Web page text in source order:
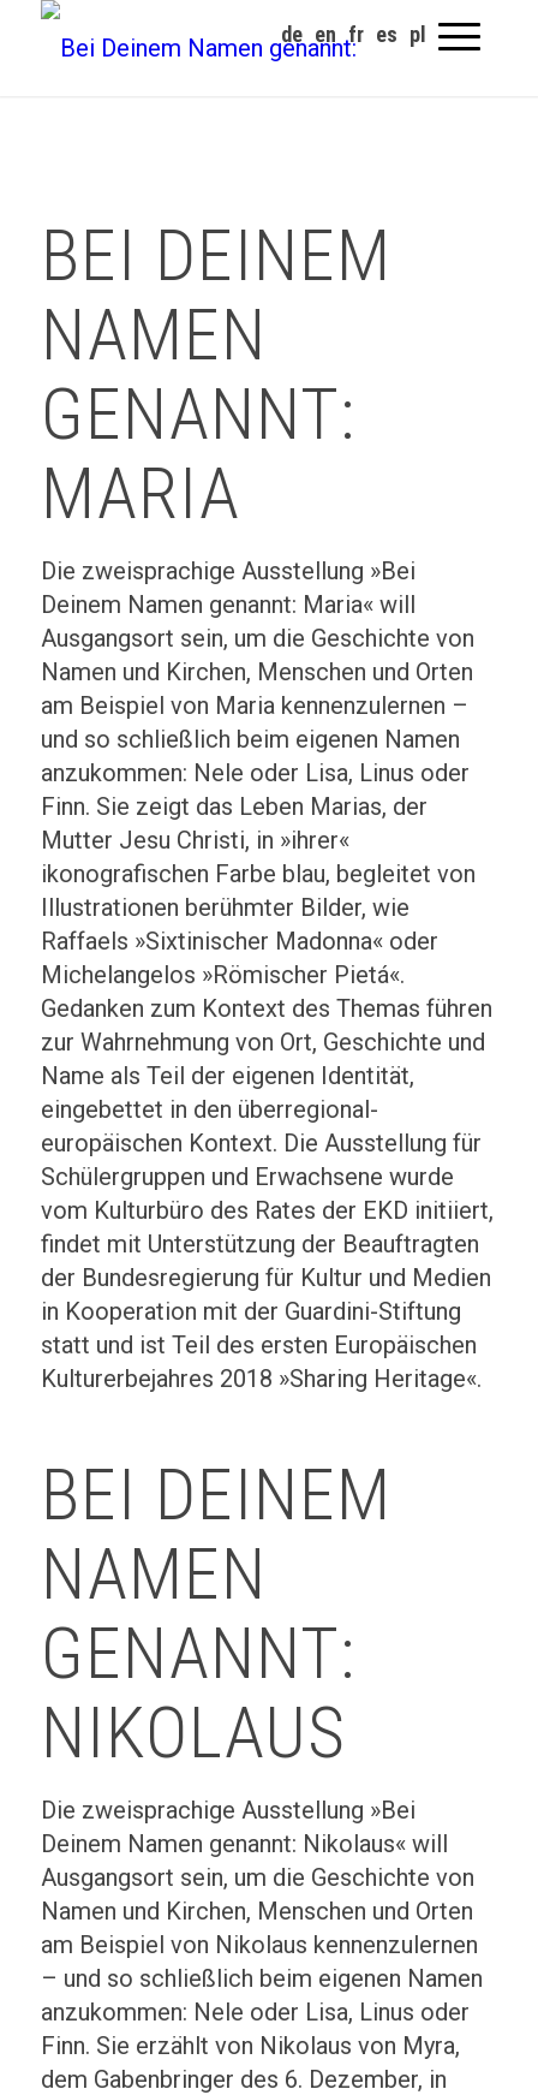
BEI DEINEM
NAMEN
GENANNT:
MARIA
Die zweisprachige Ausstellung »Bei
Deinem Namen genannt: Maria« will
Ausgangsort sein, um die Geschichte von
Namen und Kirchen, Menschen und Orten
am Beispiel von Maria kennenzulernen –
und so schließlich beim eigenen Namen
anzukommen: Nele oder Lisa, Linus oder
Finn. Sie zeigt das Leben Marias, der
Mutter Jesu Christi, in »ihrer«
ikonografischen Farbe blau, begleitet von
Illustrationen berühmter Bilder, wie
Raffaels »Sixtinischer Madonna« oder
Michelangelos »Römischer Pietá«.
Gedanken zum Kontext des Themas führen
zur Wahrnehmung von Ort, Geschichte und
Name als Teil der eigenen Identität,
eingebettet in den überregional-
europäischen Kontext. Die Ausstellung für
Schülergruppen und Erwachsene wurde
vom Kulturbüro des Rates der EKD initiiert,
findet mit Unterstützung der Beauftragten
der Bundesregierung für Kultur und Medien
in Kooperation mit der Guardini-Stiftung
statt und ist Teil des ersten Europäischen
Kulturerbejahres 2018 »Sharing Heritage«.
BEI DEINEM
NAMEN
GENANNT:
NIKOLAUS
Die zweisprachige Ausstellung »Bei
Deinem Namen genannt: Nikolaus« will
Ausgangsort sein, um die Geschichte von
Namen und Kirchen, Menschen und Orten
am Beispiel von Nikolaus kennenzulernen
– und so schließlich beim eigenen Namen
anzukommen: Nele oder Lisa, Linus oder
Finn. Sie erzählt von Nikolaus von Myra,
dem Gabenbringer des 6. Dezember, in